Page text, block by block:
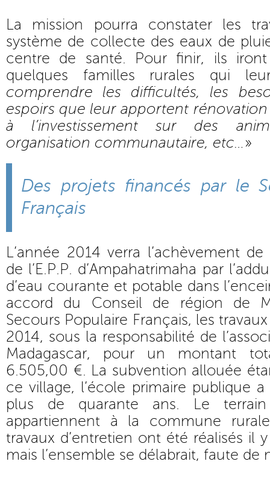
La mission pourra constater les
système de collecte des eaux de
centre de santé. Pour finir, ils
quelques familles rurales qui
comprendre les difficultés, les
espoirs que leur apportent
à l’investissement sur des
organisation communautaire, etc…»
Des projets financés par le
Français
L’année 2014 verra l’achèvement
de l’E.P.P. d’Ampahatrimaha par
d’eau courante et potable dans
accord du Conseil de région de
Secours Populaire Français, les
2014, sous la responsabilité de
Madagascar, pour un montant
6.505,00 €. La subvention allouée
ce village, l’école primaire publique
plus de quarante ans. Le
appartiennent à la commune
travaux d’entretien ont été réalisés il
mais l’ensemble se délabrait, faute de